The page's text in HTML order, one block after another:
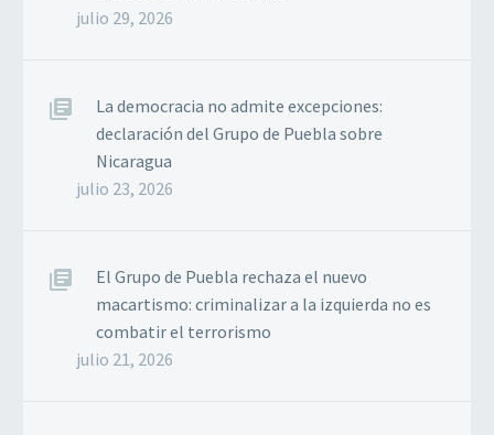
julio 29, 2026
La democracia no admite excepciones:
declaración del Grupo de Puebla sobre
Nicaragua
julio 23, 2026
El Grupo de Puebla rechaza el nuevo
macartismo: criminalizar a la izquierda no es
combatir el terrorismo
julio 21, 2026